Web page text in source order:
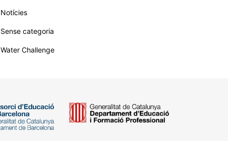
Notícies
Sense categoria
Water Challenge